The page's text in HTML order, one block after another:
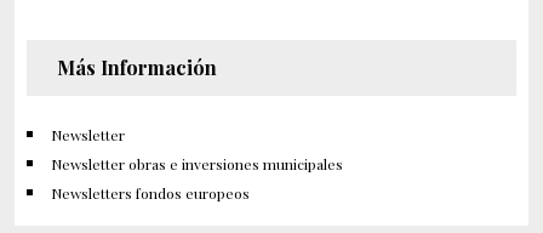
Más Información
Newsletter
Newsletter obras e inversiones municipales
Newsletters fondos europeos